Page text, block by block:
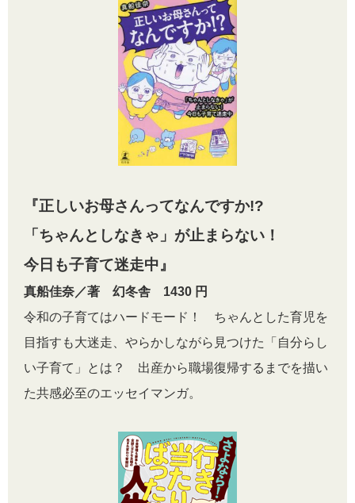
『正しいお母さんってなんですか!?
「ちゃんとしなきゃ」が止まらない！
今日も子育て迷走中』
真船佳奈／著 幻冬舎 1430 円
令和の子育てはハードモード！ ちゃんとした育児を
目指すも大迷走、やらかしながら見つけた「自分らし
い子育て」とは？ 出産から職場復帰するまでを描い
た共感必至のエッセイマンガ。